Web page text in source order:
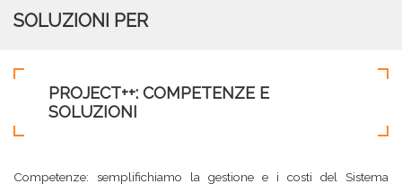
SOLUZIONI PER
PROJECT++: COMPETENZE E
SOLUZIONI
Competenze: semplifichiamo la gestione e i costi del Sistema